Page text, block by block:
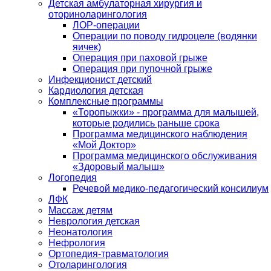
Детская амбулаторная хирургия и
оториноларингология
ЛОР-операции
Операции по поводу гидроцеле (водянки
яичек)
Операция при паховой грыже
Операция при пупочной грыже
Инфекционист детский
Кардиология детская
Комплексные программы
«Торопыжки» - программа для малышей,
которые родились раньше срока
Программа медицинского наблюдения
«Мой Доктор»
Программа медицинского обслуживания
«Здоровый малыш»
Логопедия
Речевой медико-педагогический консилиум
ЛФК
Массаж детям
Неврология детская
Неонатология
Нефрология
Ортопедия-травматология
Отоларингология